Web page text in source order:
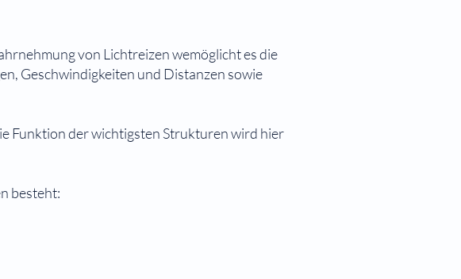
von Lichtreizen wemöglicht es die
Geschwindigkeiten und Distanzen sowie
Funktion der wichtigsten Strukturen wird hier
besteht: